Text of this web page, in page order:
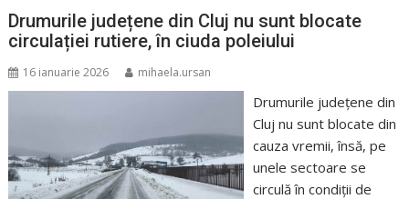
Drumurile județene din Cluj nu sunt blocate
circulației rutiere, în ciuda poleiului
16 ianuarie 2026 mihaela.ursan
Drumurile județene din
Cluj nu sunt blocate din
cauza vremii, însă, pe
unele sectoare se
circulă în condiții de